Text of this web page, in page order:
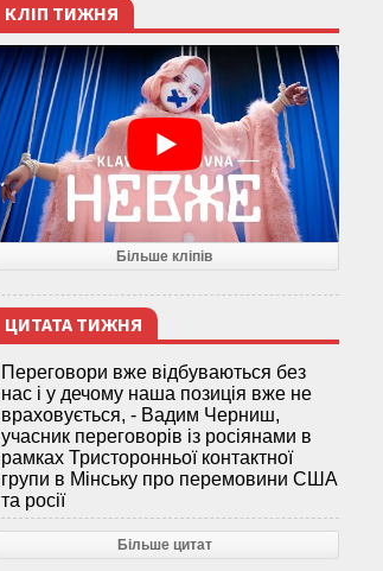
КЛІП ТИЖНЯ
Більше кліпів
ЦИТАТА ТИЖНЯ
Переговори вже відбуваються без
нас і у дечому наша позиція вже не
враховується, - Вадим Черниш,
учасник переговорів із росіянами в
рамках Тристоронньої контактної
групи в Мінську про перемовини США
та росії
Більше цитат